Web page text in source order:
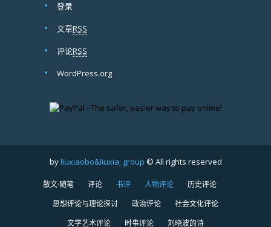
登录
文章RSS
评论RSS
WordPress.org
byliuxiaobo&liuxia; group © All rights reserved
散文·随笔 评论 书评 人物评论
历史评论
思想评论与理论探讨
政治评论
社会文化评论
文学艺术评论
时事评论 刘晓波的诗